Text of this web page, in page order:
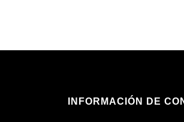
INFORMACIÓN DE